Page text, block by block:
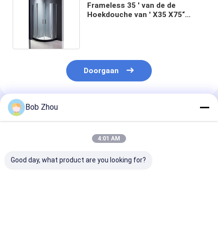
Frameless 35 ' van de de
Hoekdouche van ' X35 X75“
Doorgaan
Geadviseerde Producten
Bob Zhou
4:01 AM
Good day, what product are you looking for?